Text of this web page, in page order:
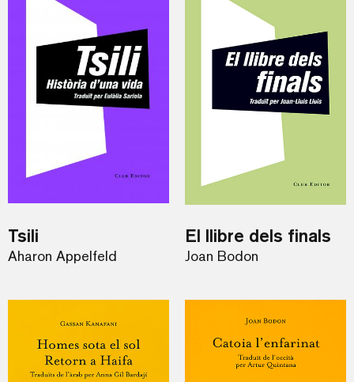
Tsili
Aharon Appelfeld
El llibre dels finals
Joan Bodon